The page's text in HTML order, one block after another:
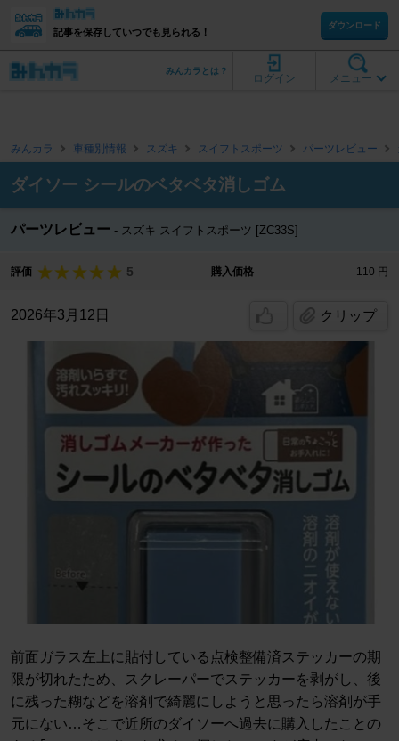
記事を保存していつでも見られる！
ダウンロード
メニュー
ログイン
みんカラとは？
みんカラ 車種別情報 スズキ スイフトスポーツ パーツレビュー
ダイソー シールのベタベタ消しゴム
パーツレビュー スズキ スイフトスポーツ [ZC33S]
評価 5 購入価格 110 円
2026年3月12日 クリップ
前面ガラス左上に貼付している点検整備済ステッカーの期
限が切れたため、スクレーパーでステッカーを剥がし、後
に残った糊などを溶剤で綺麗にしようと思ったら溶剤が手
元にない…そこで近所のダイソーへ過去に購入したことの